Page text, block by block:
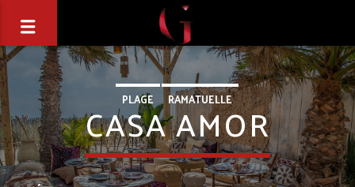
PLAGE RAMATUELLE
CASA AMOR